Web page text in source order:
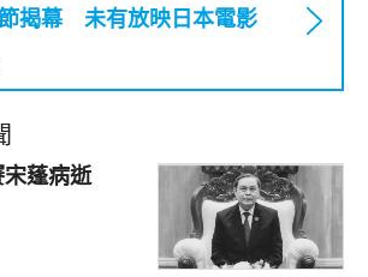
節揭幕 未有放映日本電影
蓬病逝